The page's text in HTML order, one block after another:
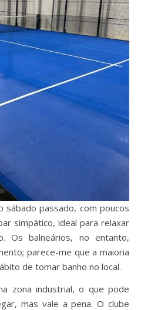
sábado passado, com poucos
simpático, ideal para relaxar
Os balneários, no entanto,
parece-me que a maioria
de tomar banho no local.
zona industrial, o que pode
mas vale a pena. O clube